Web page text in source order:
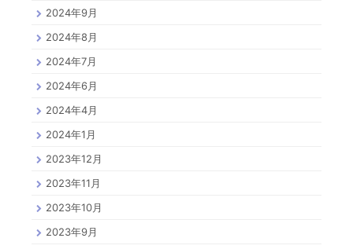
2024年9月
2024年8月
2024年7月
2024年6月
2024年4月
2024年1月
2023年12月
2023年11月
2023年10月
2023年9月